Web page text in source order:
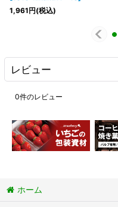
1,961円(税込)
レビュー
0件のレビュー
ホーム